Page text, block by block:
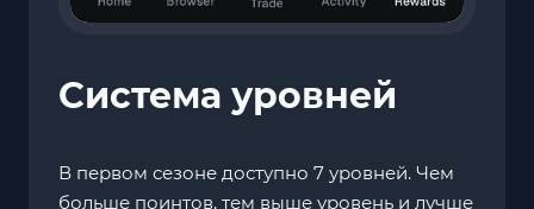
Система уровней
В первом сезоне доступно 7 уровней. Чем
больше поинтов, тем выше уровень и лучше